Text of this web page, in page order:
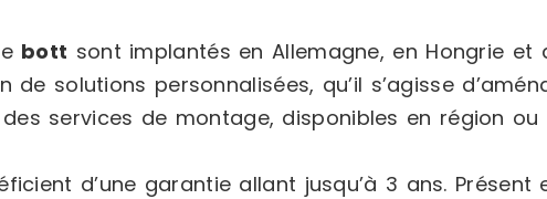
bott sont implantés en Allemagne, en Hongrie et
solutions personnalisées, qu’il s’agisse
services de montage, disponibles en région
d’une garantie allant jusqu’à 3 ans.